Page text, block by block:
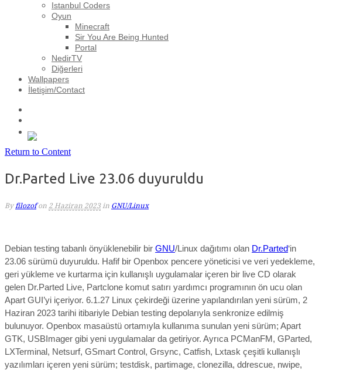
Istanbul Coders
Oyun
Minecraft
Sir You Are Being Hunted
Portal
NedirTV
Diğerleri
Wallpapers
İletişim/Contact
Return to Content
Dr.Parted Live 23.06 duyuruldu
By filozof on 2 Haziran 2023 in GNU/Linux
Debian testing tabanlı önyüklenebilir bir GNU/Linux dağıtımı olan Dr.Parted‘in
23.06 sürümü duyuruldu. Hafif bir Openbox pencere yöneticisi ve veri yedekleme,
geri yükleme ve kurtarma için kullanışlı uygulamalar içeren bir live CD olarak
gelen Dr.Parted Live, Partclone komut satırı yardımcı programının ön ucu olan
Apart GUI’yi içeriyor. 6.1.27 Linux çekirdeği üzerine yapılandırılan yeni sürüm, 2
Haziran 2023 tarihi itibariyle Debian testing depolarıyla senkronize edilmiş
bulunuyor. Openbox masaüstü ortamıyla kullanıma sunulan yeni sürüm; Apart
GTK, USBImager gibi yeni uygulamalar da getiriyor. Ayrıca PCManFM, GParted,
LXTerminal, Netsurf, GSmart Control, Grsync, Catfish, Lxtask çeşitli kullanışlı
yazılımları içeren yeni sürüm; testdisk, partimage, clonezilla, ddrescue, nwipe,